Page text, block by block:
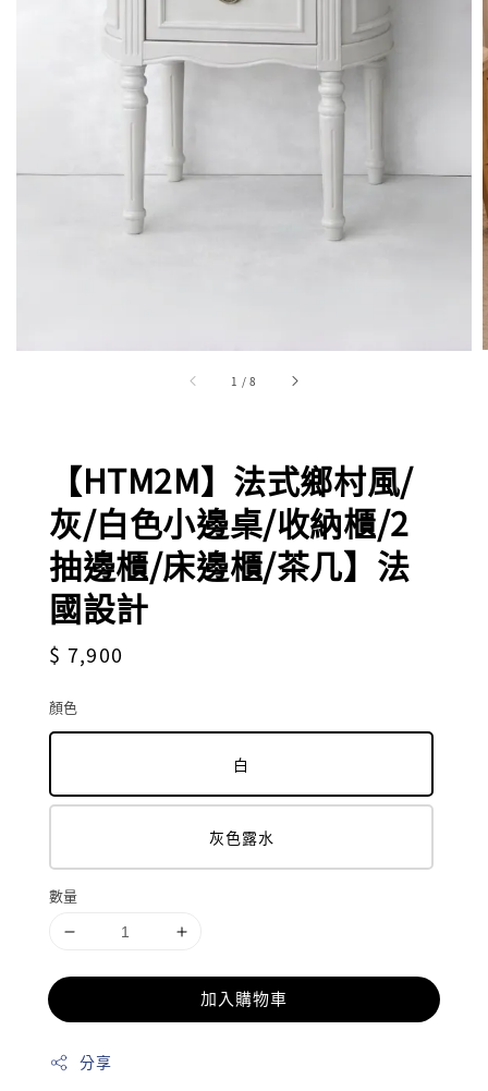
1 /8
【HTM2M】法式鄉村風/
灰/白色小邊桌/收納櫃/2
抽邊櫃/床邊櫃/茶几】法
國設計
Regular
$ 7,900
顏色
白
灰色露水
數量
加入購物車
分享